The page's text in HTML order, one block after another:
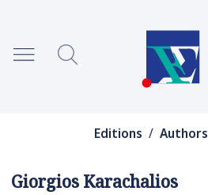
Editions / Authors
Giorgios Karachalios